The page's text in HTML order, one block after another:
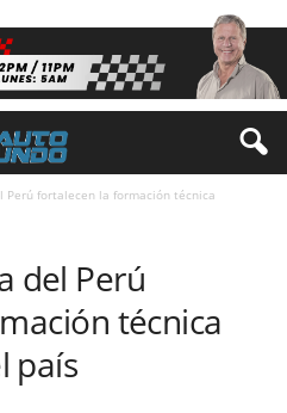
Perú fortalecen la formación técnica
del Perú
técnica
país